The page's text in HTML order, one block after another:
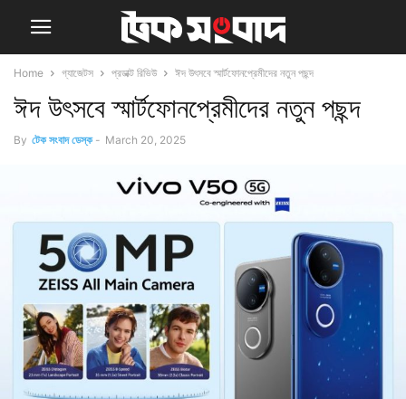
Home গ্যাজেটস প্রডাক্ট রিভিউ ঈদ উৎসবে স্মার্টফোনপ্রেমীদের নতুন পছন্দ
ঈদ উৎসবে স্মার্টফোনপ্রেমীদের নতুন পছন্দ
By টেক সংবাদ ডেস্ক - March 20, 2025